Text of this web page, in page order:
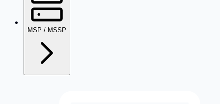
MSP / MSSP